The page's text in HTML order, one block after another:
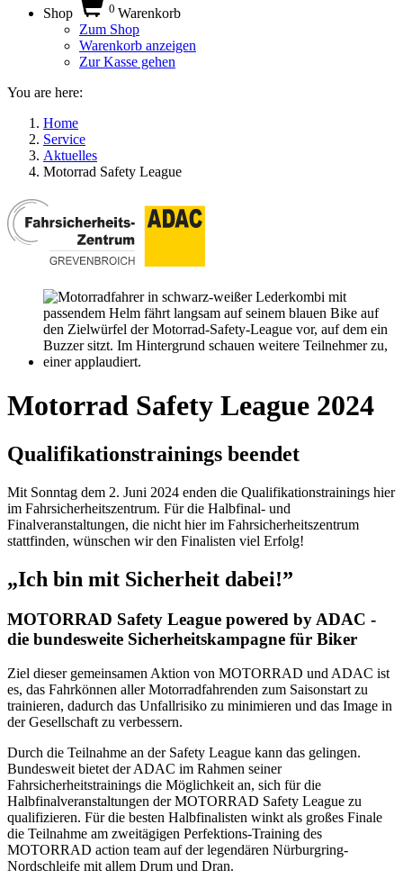
Shop 0 Warenkorb
Zum Shop
Warenkorb anzeigen
Zur Kasse gehen
You are here:
Home
Service
Aktuelles
Motorrad Safety League
Motorrad Safety League 2024
Qualifikationstrainings beendet
Mit Sonntag dem 2. Juni 2024 enden die Qualifikationstrainings hier
im Fahrsicherheitszentrum. Für die Halbfinal- und
Finalveranstaltungen, die nicht hier im Fahrsicherheitszentrum
stattfinden, wünschen wir den Finalisten viel Erfolg!
„Ich bin mit Sicherheit dabei!”
MOTORRAD Safety League powered by ADAC -
die bundesweite Sicherheitskampagne für Biker
Ziel dieser gemeinsamen Aktion von MOTORRAD und ADAC ist
es, das Fahrkönnen aller Motorradfahrenden zum Saisonstart zu
trainieren, dadurch das Unfallrisiko zu minimieren und das Image in
der Gesellschaft zu verbessern.
Durch die Teilnahme an der Safety League kann das gelingen.
Bundesweit bietet der ADAC im Rahmen seiner
Fahrsicherheitstrainings die Möglichkeit an, sich für die
Halbfinalveranstaltungen der MOTORRAD Safety League zu
qualifizieren. Für die besten Halbfinalisten winkt als großes Finale
die Teilnahme am zweitägigen Perfektions-Training des
MOTORRAD action team auf der legendären Nürburgring-
Nordschleife mit allem Drum und Dran.